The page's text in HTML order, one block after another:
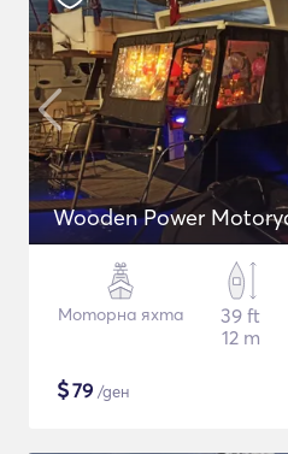
Wooden Power
Моторна яхта
39 ft
12 m
$79 /ден